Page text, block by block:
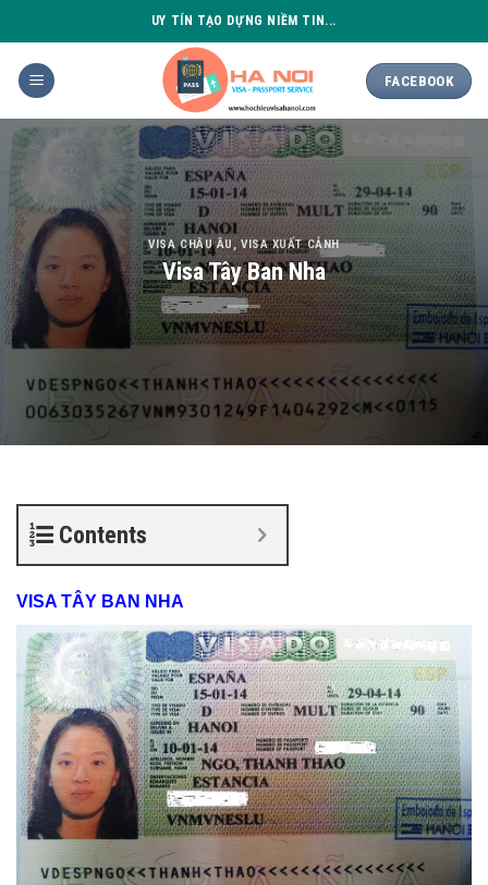
to
content
UY TÍN TẠO DỰNG NIỀM TIN...
FACEBOOK
VISA CHÂU ÂU,VISA XUẤT CẢNH
Visa Tây Ban Nha
Contents
VISA TÂY BAN NHA